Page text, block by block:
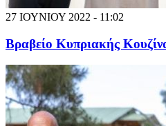
27 ΙΟΥΝΙΟΥ 2022 - 11:02
Βραβείο Κυπριακής